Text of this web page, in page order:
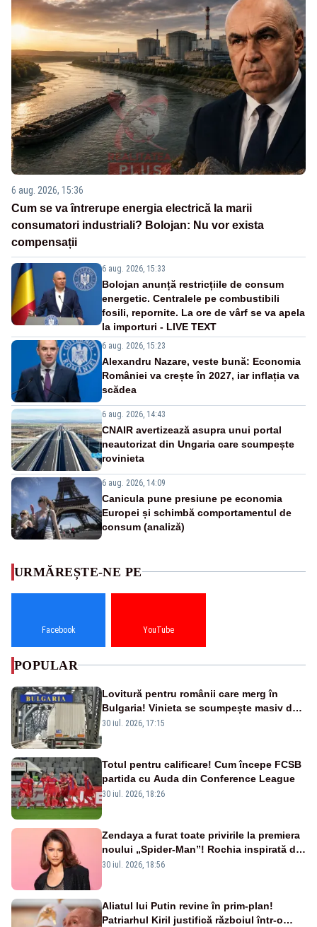
6 aug. 2026, 15:36
Cum se va întrerupe energia electrică la marii
consumatori industriali? Bolojan: Nu vor exista
compensații
6 aug. 2026, 15:33
Bolojan anunță restricțiile de consum
energetic. Centralele pe combustibili
fosili, repornite. La ore de vârf se va apela
la importuri - LIVE TEXT
6 aug. 2026, 15:23
Alexandru Nazare, veste bună: Economia
României va crește în 2027, iar inflația va
scădea
6 aug. 2026, 14:43
CNAIR avertizează asupra unui portal
neautorizat din Ungaria care scumpește
rovinieta
6 aug. 2026, 14:09
Canicula pune presiune pe economia
Europei și schimbă comportamentul de
consum (analiză)
URMĂREȘTE-NE PE
Facebook YouTube
POPULAR
Lovitură pentru românii care merg în
Bulgaria! Vinieta se scumpește masiv de
la 1 august
30 iul. 2026, 17:15
Totul pentru calificare! Cum începe FCSB
partida cu Auda din Conference League
30 iul. 2026, 18:26
Zendaya a furat toate privirile la premiera
noului „Spider-Man”! Rochia inspirată de
pânza de păianjen a făcut senzație
30 iul. 2026, 18:56
Aliatul lui Putin revine în prim-plan!
Patriarhul Kiril justifică războiul într-o